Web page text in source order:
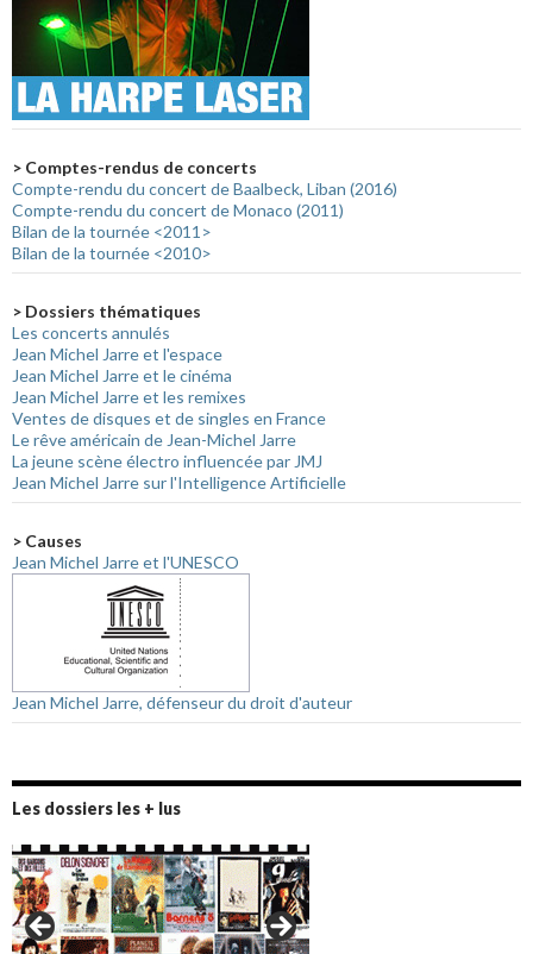
> Comptes-rendus de concerts
Compte-rendu du concert de Baalbeck, Liban (2016)
Compte-rendu du concert de Monaco (2011)
Bilan de la tournée <2011>
Bilan de la tournée <2010>
> Dossiers thématiques
Les concerts annulés
Jean Michel Jarre et l'espace
Jean Michel Jarre et le cinéma
Jean Michel Jarre et les remixes
Ventes de disques et de singles en France
Le rêve américain de Jean-Michel Jarre
La jeune scène électro influencée par JMJ
Jean Michel Jarre sur l'Intelligence Artificielle
> Causes
Jean Michel Jarre et l'UNESCO
Jean Michel Jarre, défenseur du droit d'auteur
Les dossiers les + lus